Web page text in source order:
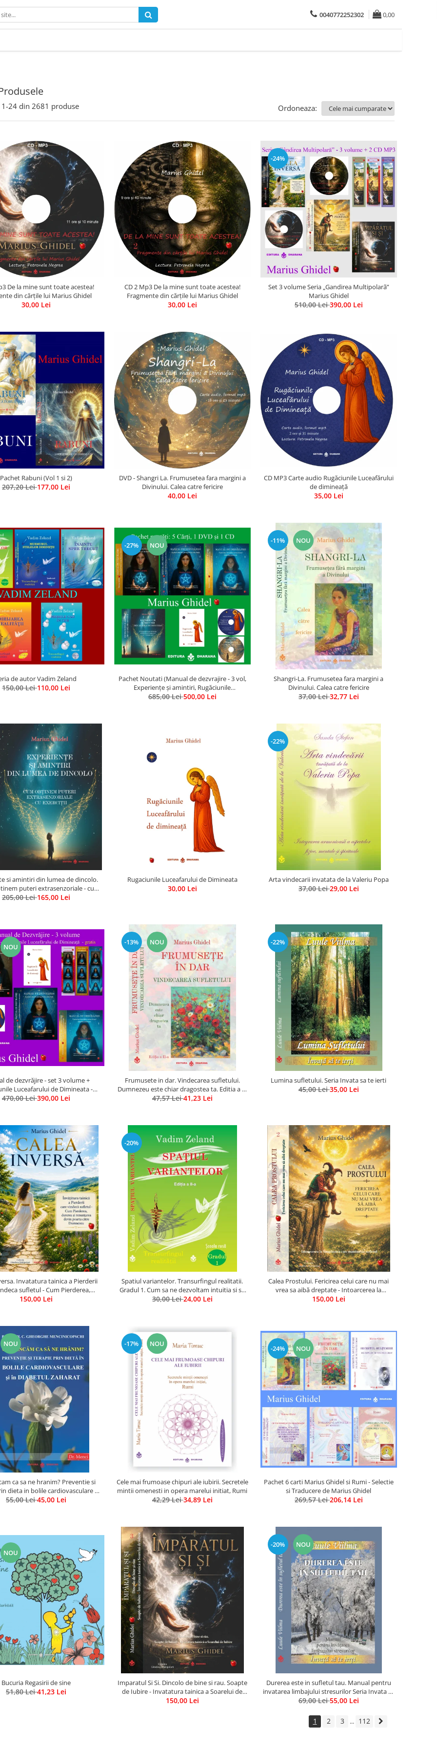
0040772252302 0,00
1-24 din 2681 produse Ordoneaza:
De la mine sunt toate acestea!
din cărțile lui Marius Ghidel
30,00 Lei
CD 2 Mp3 De la mine sunt toate acestea!
Fragmente din cărțile lui Marius Ghidel
30,00 Lei
-24%
Set 3 volume Seria „Gandirea Multipolară”
Marius Ghidel
510,00 Lei390,00 Lei
Pachet Rabuni (Vol 1 si 2)
207,20 Lei177,00 Lei
DVD - Shangri La. Frumusetea fara margini a
Divinului. Calea catre fericire
40,00 Lei
CD MP3 Carte audio Rugăciunile Luceafărului
de dimineață
35,00 Lei
de autor Vadim Zeland
150,00 Lei110,00 Lei
-27% NOU
Pachet Noutati (Manual de dezvrajire - 3 vol,
Experiențe și amintiri, Rugăciunile
Luceafarului de dimineata) - Marius Ghidel
685,00 Lei500,00 Lei
-11% NOU
Shangri-La. Frumusetea fara margini a
Divinului. Calea catre fericire
37,00 Lei32,77 Lei
si amintiri din lumea de dincolo.
puteri extrasenzoriale - cu
exercitii
205,00 Lei165,00 Lei
Rugaciunile Luceafarului de Dimineata
30,00 Lei
-22%
Arta vindecarii invatata de la Valeriu Popa
37,00 Lei29,00 Lei
NOU
de dezvrăjire - set 3 volume +
Luceafarului de Dimineata -
Gratuit)
470,00 Lei390,00 Lei
-13% NOU
Frumusete in dar. Vindecarea sufletului.
Dumnezeu este chiar dragostea ta. Editia a 2-
a
47,57 Lei41,23 Lei
-22%
Lumina sufletului. Seria Invata sa te ierti
45,00 Lei35,00 Lei
Invatatura tainica a Pierderii
sufletul - Cum Pierderea,
renuntarea devin poarta catre
150,00 Lei
-20%
Spatiul variantelor. Transurfingul realitatii.
Gradul 1. Cum sa ne dezvoltam intuitia si sa
ne alegem soarta
30,00 Lei24,00 Lei
Calea Prostului. Fericirea celui care nu mai
vrea sa aibă dreptate - Intoarcerea la
Simplitatea care mantuieste sufletul
150,00 Lei
NOU
ca sa ne hranim? Preventie si
dieta in bolile cardiovasculare si
in diabetul zaharat
55,00 Lei45,00 Lei
-17% NOU
Cele mai frumoase chipuri ale iubirii. Secretele
mintii omenesti in opera marelui initiat, Rumi
42,29 Lei34,89 Lei
-24% NOU
Pachet 6 carti Marius Ghidel si Rumi - Selectie
si Traducere de Marius Ghidel
269,57 Lei206,14 Lei
NOU
Bucuria Regasirii de sine
51,80 Lei41,23 Lei
Imparatul Si Si. Dincolo de bine si rau. Soapte
de Iubire - Invatatura tainica a Soarelui de
Iubire
150,00 Lei
-20% NOU
Durerea este in sufletul tau. Manual pentru
invatarea limbajului stresurilor Seria Invata sa
te Ierti Luule Viilma
69,00 Lei55,00 Lei
1 2 3 ... 112